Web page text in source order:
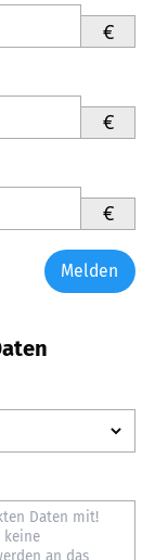
€
€
€
Melden